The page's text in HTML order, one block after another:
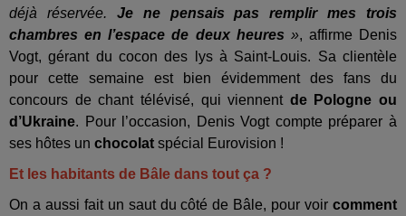
déjà réservée. Je ne pensais pas remplir mes trois
chambres en l’espace de deux heures », affirme Denis
Vogt, gérant du cocon des lys à Saint-Louis. Sa clientèle
pour cette semaine est bien évidemment des fans du
concours de chant télévisé, qui viennent de Pologne ou
d’Ukraine. Pour l’occasion, Denis Vogt compte préparer à
ses hôtes un chocolat spécial Eurovision !
Et les habitants de Bâle dans tout ça ?
On a aussi fait un saut du côté de Bâle, pour voir comment